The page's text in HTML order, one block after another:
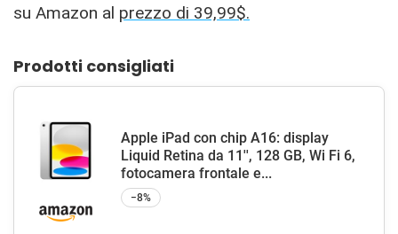
su Amazon al prezzo di 39,99$.
Prodotti consigliati
Apple iPad con chip A16: display
Liquid Retina da 11'', 128 GB, Wi Fi 6,
fotocamera frontale e...
−8%